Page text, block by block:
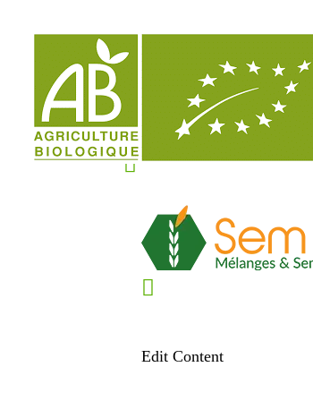
Votre avis nous intéresse !
Edit Content